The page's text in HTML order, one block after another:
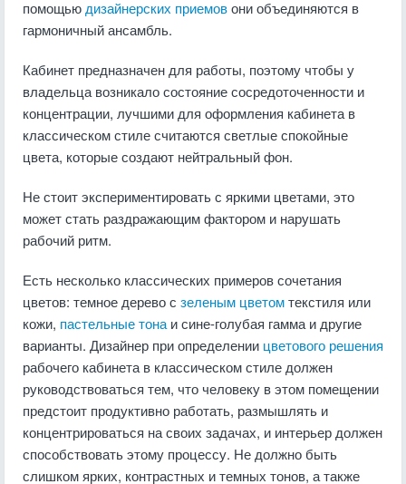
помощью дизайнерских приемовони объединяются в
гармоничный ансамбль.
Кабинет предназначен для работы, поэтому чтобы у
владельца возникало состояние сосредоточенности и
концентрации, лучшими для оформления кабинета в
классическом стиле считаются светлые спокойные
цвета, которые создают нейтральный фон.
Не стоит экспериментировать с яркими цветами, это
может стать раздражающим фактором и нарушать
рабочий ритм.
Есть несколько классических примеров сочетания
цветов: темное дерево с зеленым цветомтекстиля или
кожи, пастельные тона и сине-голубая гамма и другие
варианты. Дизайнер при определении цветового решения
рабочего кабинета в классическом стиле должен
руководствоваться тем, что человеку в этом помещении
предстоит продуктивно работать, размышлять и
концентрироваться на своих задачах, и интерьер должен
способствовать этому процессу. Не должно быть
слишком ярких, контрастных и темных тонов, а также